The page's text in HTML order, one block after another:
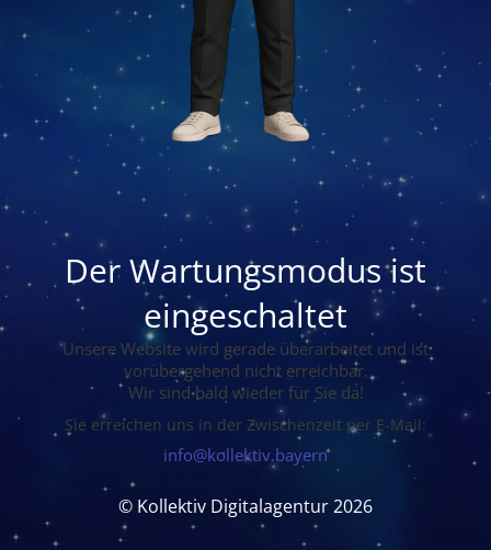
Der Wartungsmodus ist
eingeschaltet
Unsere Website wird gerade überarbeitet und ist
vorübergehend nicht erreichbar.
Wir sind bald wieder für Sie da!
Sie erreichen uns in der Zwischenzeit per E-Mail:
info@kollektiv.bayern
© Kollektiv Digitalagentur 2026